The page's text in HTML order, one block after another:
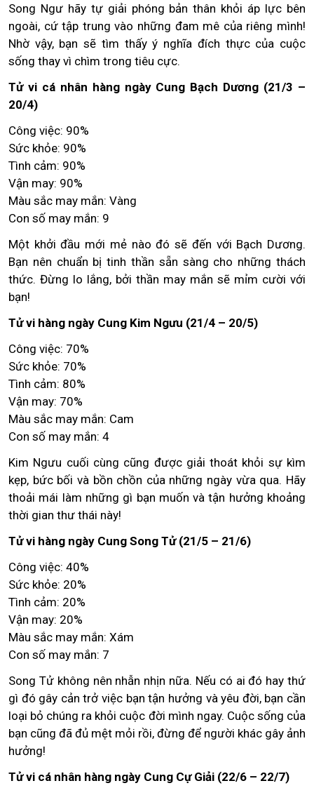
Song Ngư hãy tự giải phóng bản thân khỏi áp lực bên
ngoài, cứ tập trung vào những đam mê của riêng mình!
Nhờ vậy, bạn sẽ tìm thấy ý nghĩa đích thực của cuộc
sống thay vì chìm trong tiêu cực.
Tử vi cá nhân hàng ngày Cung Bạch Dương (21/3 –
20/4)
Công việc: 90%
Sức khỏe: 90%
Tình cảm: 90%
Vận may: 90%
Màu sắc may mắn: Vàng
Con số may mắn: 9
Một khởi đầu mới mẻ nào đó sẽ đến với Bạch Dương.
Bạn nên chuẩn bị tinh thần sẵn sàng cho những thách
thức. Đừng lo lắng, bởi thần may mắn sẽ mỉm cười với
bạn!
Tử vi hàng ngày Cung Kim Ngưu (21/4 – 20/5)
Công việc: 70%
Sức khỏe: 70%
Tình cảm: 80%
Vận may: 70%
Màu sắc may mắn: Cam
Con số may mắn: 4
Kim Ngưu cuối cùng cũng được giải thoát khỏi sự kìm
kẹp, bức bối và bồn chồn của những ngày vừa qua. Hãy
thoải mái làm những gì bạn muốn và tận hưởng khoảng
thời gian thư thái này!
Tử vi hàng ngày Cung Song Tử (21/5 – 21/6)
Công việc: 40%
Sức khỏe: 20%
Tình cảm: 20%
Vận may: 20%
Màu sắc may mắn: Xám
Con số may mắn: 7
Song Tử không nên nhẫn nhịn nữa. Nếu có ai đó hay thứ
gì đó gây cản trở việc bạn tận hưởng và yêu đời, bạn cần
loại bỏ chúng ra khỏi cuộc đời mình ngay. Cuộc sống của
bạn cũng đã đủ mệt mỏi rồi, đừng để người khác gây ảnh
hưởng!
Tử vi cá nhân hàng ngày Cung Cự Giải (22/6 – 22/7)